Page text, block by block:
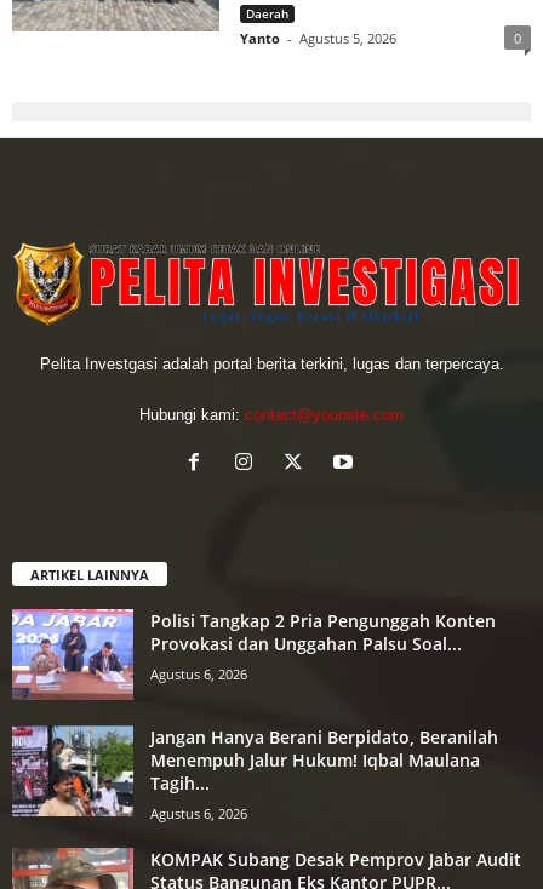
Daerah
Yanto - Agustus 5, 2026 0
Pelita Investgasi adalah portal berita terkini, lugas dan terpercaya.
Hubungi kami: contact@yoursite.com
ARTIKEL LAINNYA
Polisi Tangkap 2 Pria Pengunggah Konten
Provokasi dan Unggahan Palsu Soal...
Agustus 6, 2026
Jangan Hanya Berani Berpidato, Beranilah
Menempuh Jalur Hukum! Iqbal Maulana
Tagih...
Agustus 6, 2026
KOMPAK Subang Desak Pemprov Jabar Audit
Status Bangunan Eks Kantor PUPR...